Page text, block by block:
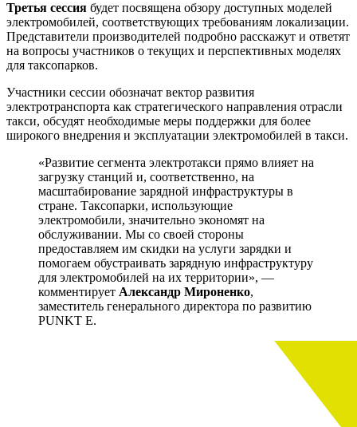
Третья сессия будет посвящена обзору доступных моделей
электромобилей, соответствующих требованиям локализации.
Представители производителей подробно расскажут и ответят
на вопросы участников о текущих и перспективных моделях
для таксопарков.
Участники сессии обозначат вектор развития
электротранспорта как стратегического направления отрасли
такси, обсудят необходимые меры поддержки для более
широкого внедрения и эксплуатации электромобилей в такси.
«Развитие сегмента электротакси прямо влияет на
загрузку станций и, соответственно, на
масштабирование зарядной инфраструктуры в
стране. Таксопарки, использующие
электромобили, значительно экономят на
обслуживании. Мы со своей стороны
предоставляем им скидки на услуги зарядки и
помогаем обустраивать зарядную инфраструктуру
для электромобилей на их территории», —
комментирует Александр Мироненко,
заместитель генерального директора по развитию
PUNKT E.